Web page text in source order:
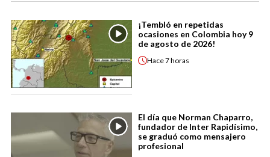
¡Tembló en repetidas
ocasiones en Colombia hoy 9
de agosto de 2026!
Hace7 horas
El día que Norman Chaparro,
fundador de Inter Rapidísimo,
se graduó como mensajero
profesional